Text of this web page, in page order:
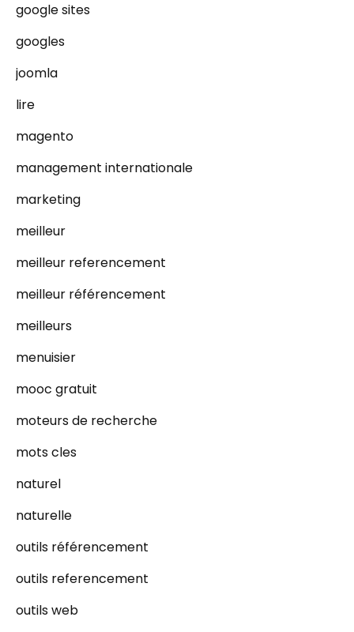
google sites
googles
joomla
lire
magento
management internationale
marketing
meilleur
meilleur referencement
meilleur référencement
meilleurs
menuisier
mooc gratuit
moteurs de recherche
mots cles
naturel
naturelle
outils référencement
outils referencement
outils web